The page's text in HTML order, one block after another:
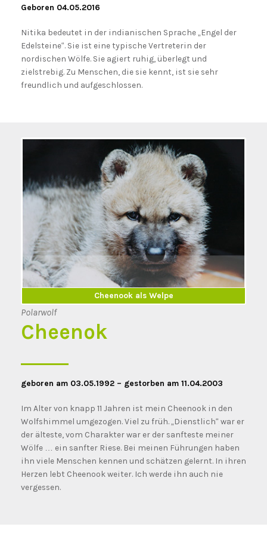
Geboren 04.05.2016
Nitika bedeutet in der indianischen Sprache „Engel der
Edelsteine“. Sie ist eine typische Vertreterin der
nordischen Wölfe. Sie agiert ruhig, überlegt und
zielstrebig. Zu Menschen, die sie kennt, ist sie sehr
freundlich und aufgeschlossen.
Cheenook als Welpe
Cheenook erwachsen
Polarwolf
Cheenok
geboren am 03.05.1992 – gestorben am 11.04.2003
Im Alter von knapp 11 Jahren ist mein Cheenook in den
Wolfshimmel umgezogen. Viel zu früh. „Dienstlich“ war er
der älteste, vom Charakter war er der sanfteste meiner
Wölfe … ein sanfter Riese. Bei meinen Führungen haben
ihn viele Menschen kennen und schätzen gelernt. In ihren
Herzen lebt Cheenook weiter. Ich werde ihn auch nie
vergessen.